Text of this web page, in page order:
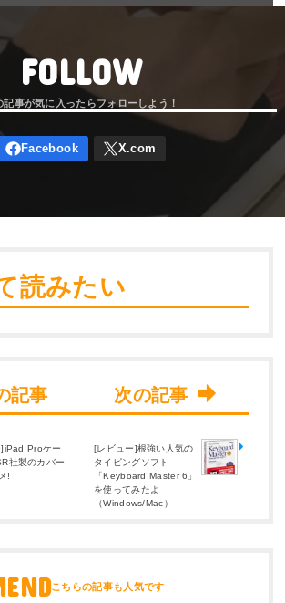
FOLLOW
読みたい
Proケー
社製のカバー
!
[レビュー]根強い人気の
タイピングソフト
「Keyboard Master 6」
を使ってみたよ
（Windows/Mac）